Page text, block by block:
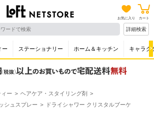
お気に入り カート
詳細検索
ー ステーショナリー ホーム＆キッチン キャラク
ー
ヘアケア・スタイリング剤
シュスプレー
ドライシャワー クリスタルブーケ